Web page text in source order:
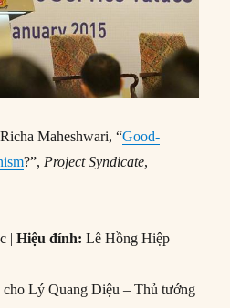
Maheshwari, “Good-
?”, Project Syndicate,
|Hiệu đính: Lê Hồng Hiệp
Lý Quang Diệu – Thủ tướng